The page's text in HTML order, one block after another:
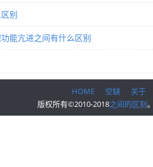
别
能亢进之间有什么区别
HOME 空缺
关于
版权所有©2010-2018之间的区别